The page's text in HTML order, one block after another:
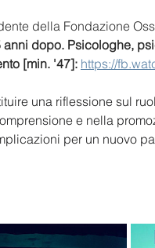
della Fondazione
anni dopo. Psicologhe,
[min. '47]: https://
una riflessione sul
e nella
per un nuovo